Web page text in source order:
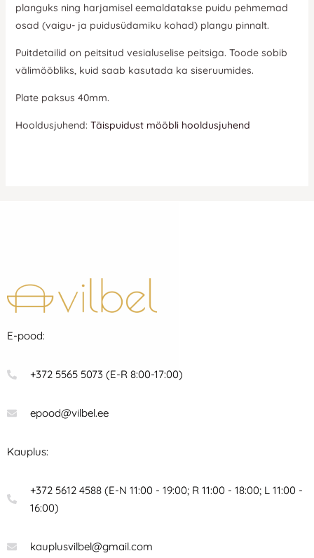
planguks ning harjamisel eemaldatakse puidu pehmemad
osad (vaigu- ja puidusüdamiku kohad) plangu pinnalt.
Puitdetailid on peitsitud vesialuselise peitsiga. Toode sobib
välimööbliks, kuid saab kasutada ka siseruumides.
Plate paksus 40mm.
Hooldusjuhend: Täispuidust mööbli hooldusjuhend
E-pood:
+372 5565 5073 (E-R 8:00-17:00)
epood@vilbel.ee
Kauplus:
+372 5612 4588 (E-N 11:00 - 19:00; R 11:00 - 18:00; L 11:00 -
16:00)
kauplusvilbel@gmail.com